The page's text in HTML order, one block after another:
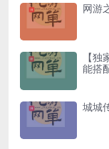
网游
【
能搭
城城